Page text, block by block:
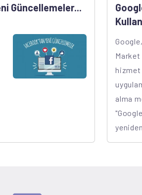
Güncellemeler...
Market
alma